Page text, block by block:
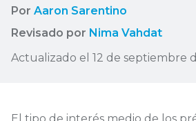
Por Aaron Sarentino
Revisado por Nima Vahdat
Actualizado el 12 de septiembre